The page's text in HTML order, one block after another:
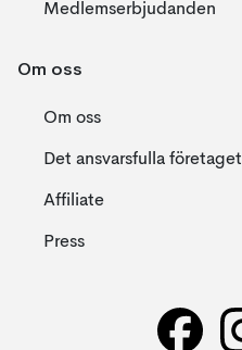
Medlemserbjudanden
Om oss
Om oss
Det ansvarsfulla företaget
Affiliate
Press